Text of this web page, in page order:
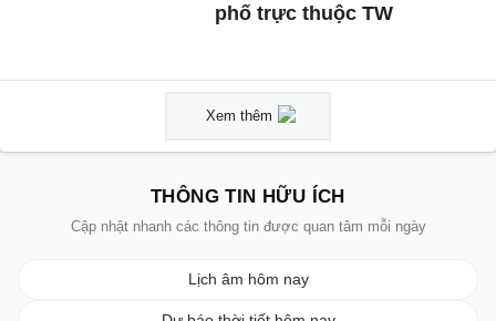
phố trực thuộc TW
Xem thêm
THÔNG TIN HỮU ÍCH
Cập nhật nhanh các thông tin được quan tâm mỗi ngày
Lịch âm hôm nay